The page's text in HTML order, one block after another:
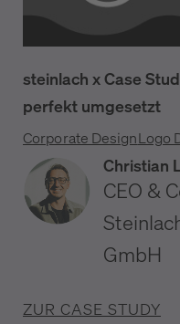
steinlach x Case
perfekt umgesetzt
Corporate DesignLogo
Christian
CEO &
GmbH
ZUR CASE STUDY